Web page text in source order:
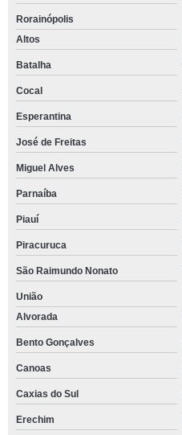
Rorainópolis
Altos
Batalha
Cocal
Esperantina
José de Freitas
Miguel Alves
Parnaíba
Piauí
Piracuruca
São Raimundo Nonato
União
Alvorada
Bento Gonçalves
Canoas
Caxias do Sul
Erechim